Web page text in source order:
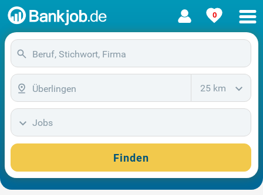
0
25 km
Jobs
Finden